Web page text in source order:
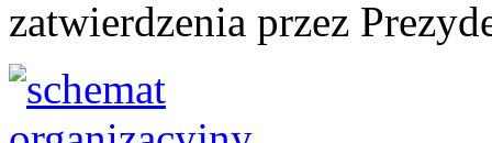
zatwierdzenia przez